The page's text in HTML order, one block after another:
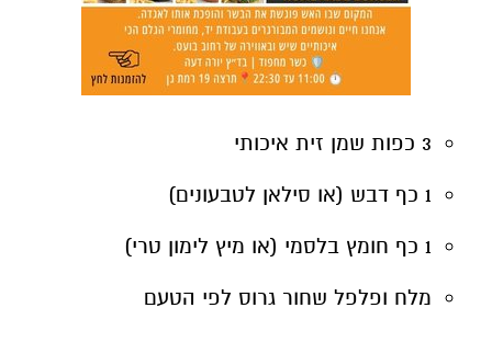
3 כפות שמן זית איכותי
1 כף דבש (או סילאן לטבעונים)
1 כף חומץ בלסמי (או מיץ לימון טרי)
מלח ופלפל שחור גרוס לפי הטעם